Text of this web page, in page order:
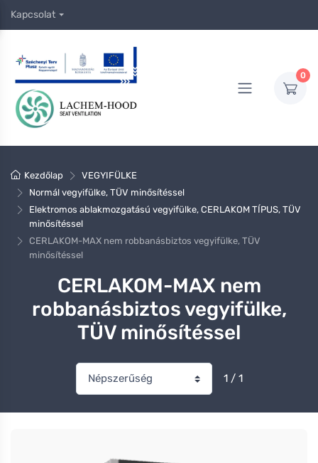
Kapcsolat
0
Kezdőlap
VEGYIFÜLKE
Normál vegyifülke, TÜV minősítéssel
Elektromos ablakmozgatású vegyifülke, CERLAKOM TÍPUS, TÜV
minősítéssel
CERLAKOM-MAX nem robbanásbiztos vegyifülke, TÜV
minősítéssel
CERLAKOM-MAX nem
robbanásbiztos vegyifülke,
TÜV minősítéssel
1 / 1